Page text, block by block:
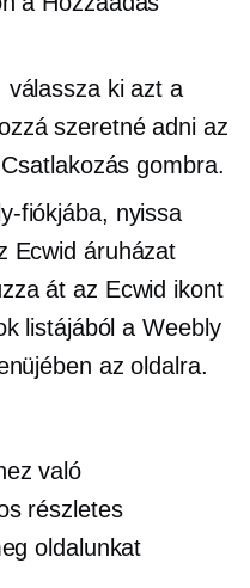
válassza ki azt a
szeretné adni az
gombra.
fiókjába, nyissa
Ecwid áruházat
át az Ecwid ikont
listájából a Weebly
az oldalra.
való
részletes
oldalunkat